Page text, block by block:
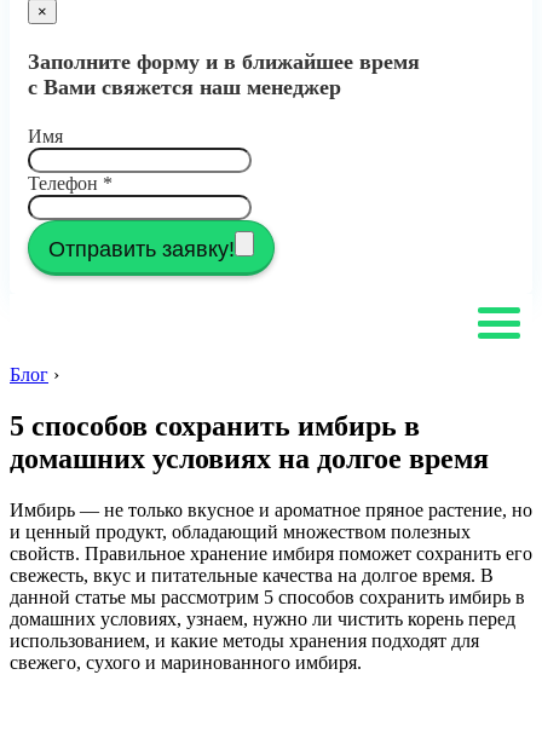
×
Заполните форму и в ближайшее время
с Вами свяжется наш менеджер
Имя
Телефон *
Отправить заявку!
Блог ›
5 способов сохранить имбирь в
домашних условиях на долгое время
Имбирь — не только вкусное и ароматное пряное растение, но
и ценный продукт, обладающий множеством полезных
свойств. Правильное хранение имбиря поможет сохранить его
свежесть, вкус и питательные качества на долгое время. В
данной статье мы рассмотрим 5 способов сохранить имбирь в
домашних условиях, узнаем, нужно ли чистить корень перед
использованием, и какие методы хранения подходят для
свежего, сухого и маринованного имбиря.